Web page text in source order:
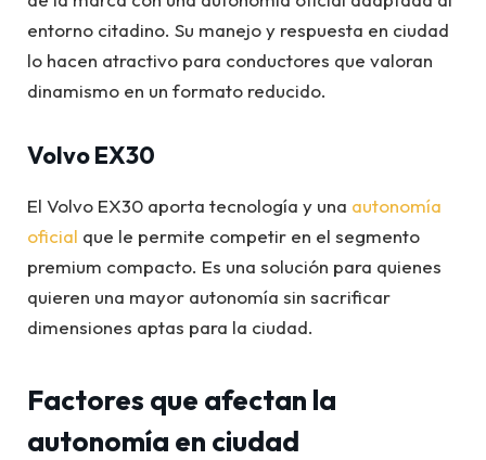
entorno citadino. Su manejo y respuesta en ciudad
lo hacen atractivo para conductores que valoran
dinamismo en un formato reducido.
Volvo EX30
El Volvo EX30 aporta tecnología y una autonomía
oficial que le permite competir en el segmento
premium compacto. Es una solución para quienes
quieren una mayor autonomía sin sacrificar
dimensiones aptas para la ciudad.
Factores que afectan la
autonomía en ciudad